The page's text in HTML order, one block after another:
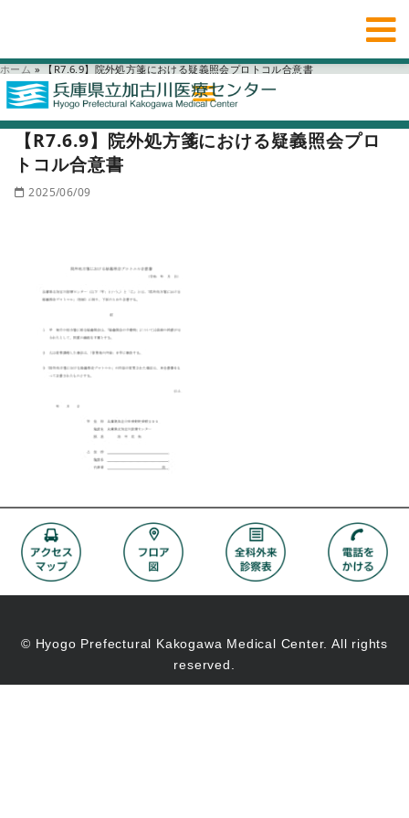
ホーム » 【R7.6.9】院外処方箋における疑義照会プロトコル合意書
【R7.6.9】院外処方箋における疑義照会プロ
トコル合意書
2025/06/09
© Hyogo Prefectural Kakogawa Medical Center. All rights
reserved.